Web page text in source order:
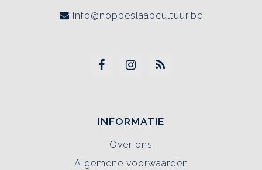
info@noppeslaapcultuur.be
INFORMATIE
Over ons
Algemene voorwaarden